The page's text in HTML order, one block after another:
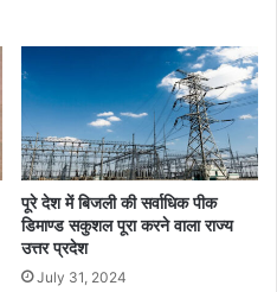
पूरे देश में बिजली की सर्वाधिक पीक
डिमाण्ड सकुशल पूरा करने वाला राज्य
उत्तर प्रदेश
July 31, 2024